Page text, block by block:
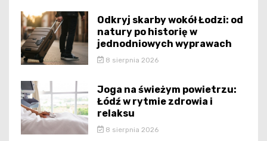
Odkryj skarby wokół Łodzi: od
natury po historię w
jednodniowych wyprawach
8 sierpnia 2026
Joga na świeżym powietrzu:
Łódź w rytmie zdrowia i
relaksu
8 sierpnia 2026